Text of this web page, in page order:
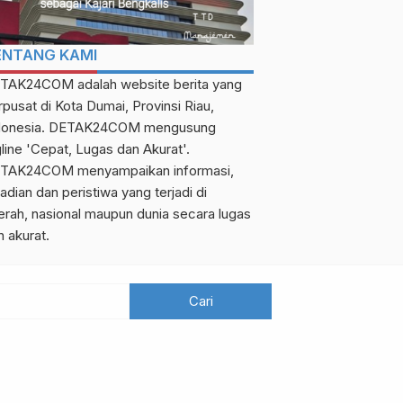
KAMI
adalah website berita yang
di Kota Dumai, Provinsi Riau,
DETAK24COM mengusung
'Cepat, Lugas dan Akurat'.
menyampaikan informasi,
dan peristiwa yang terjadi di
nasional maupun dunia secara lugas
akurat.